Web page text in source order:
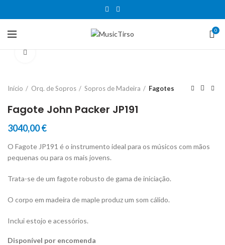
0
Início Orq. de Sopros Sopros de Madeira Fagotes
Fagote John Packer JP191
3040,00€
O Fagote JP191 é o instrumento ideal para os músicos com mãos
pequenas ou para os mais jovens.
Trata-se de um fagote robusto de gama de iniciação.
O corpo em madeira de maple produz um som cálido.
Inclui estojo e acessórios.
Disponível por encomenda